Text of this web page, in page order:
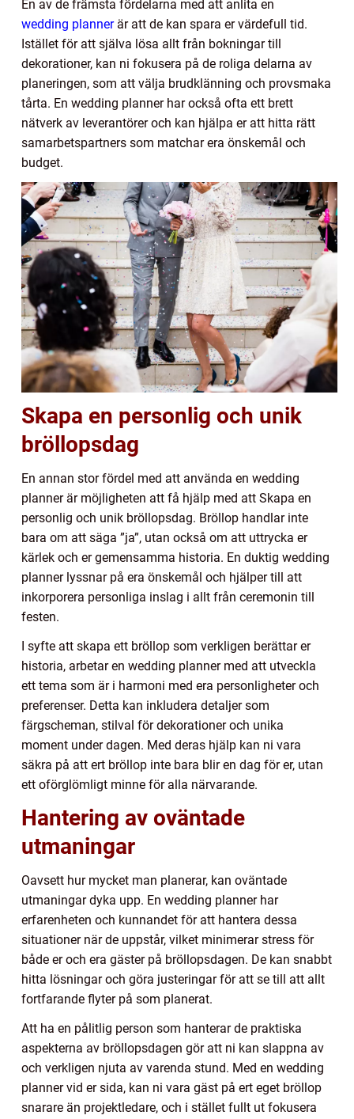
En av de främsta fördelarna med att anlita en
wedding plannerär att de kan spara er värdefull tid.
Istället för att själva lösa allt från bokningar till
dekorationer, kan ni fokusera på de roliga delarna av
planeringen, som att välja brudklänning och provsmaka
tårta. En wedding planner har också ofta ett brett
nätverk av leverantörer och kan hjälpa er att hitta rätt
samarbetspartners som matchar era önskemål och
budget.
Skapa en personlig och unik
bröllopsdag
En annan stor fördel med att använda en wedding
planner är möjligheten att få hjälp med att Skapa en
personlig och unik bröllopsdag. Bröllop handlar inte
bara om att säga ”ja”, utan också om att uttrycka er
kärlek och er gemensamma historia. En duktig wedding
planner lyssnar på era önskemål och hjälper till att
inkorporera personliga inslag i allt från ceremonin till
festen.
I syfte att skapa ett bröllop som verkligen berättar er
historia, arbetar en wedding planner med att utveckla
ett tema som är i harmoni med era personligheter och
preferenser. Detta kan inkludera detaljer som
färgscheman, stilval för dekorationer och unika
moment under dagen. Med deras hjälp kan ni vara
säkra på att ert bröllop inte bara blir en dag för er, utan
ett oförglömligt minne för alla närvarande.
Hantering av oväntade
utmaningar
Oavsett hur mycket man planerar, kan oväntade
utmaningar dyka upp. En wedding planner har
erfarenheten och kunnandet för att hantera dessa
situationer när de uppstår, vilket minimerar stress för
både er och era gäster på bröllopsdagen. De kan snabbt
hitta lösningar och göra justeringar för att se till att allt
fortfarande flyter på som planerat.
Att ha en pålitlig person som hanterar de praktiska
aspekterna av bröllopsdagen gör att ni kan slappna av
och verkligen njuta av varenda stund. Med en wedding
planner vid er sida, kan ni vara gäst på ert eget bröllop
snarare än projektledare, och i stället fullt ut fokusera